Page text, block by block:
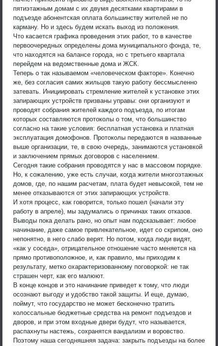
пятиэтажным домам с их двумя десятками квартирами в
подъезде абонентская оплата большинству жителей не по
карману. Но и здесь будем искать выход из положения.
Что касается графика проведения этих работ, то в качестве
первоочередных определены дома муниципального фонда, те,
что находятся на балансе города, но с третьего квартала
перейдем на ведомственные дома и ЖСК.
Теперь о так называемом «человеческом факторе». Конечно
же, без согласия самих жильцов такую работу бессмысленно
затевать. Инициировать стремление жителей к установке этих
запирающих устройств призваны управы: они организуют и
проводят собрания жителей каждого подъезда, по итогам
которых составляются протоколы о том, что большинство
согласно на такие условия: бесплатная установка и платная
эксплуатация домофонов. Протоколы передаются в названные
выше организации, те, в свою очередь, занимаются установкой
и заключением прямых договоров с населением.
Сегодня такие собрания проводятся у нас в массовом порядке.
Но, к сожалению, уже есть случаи, когда жители многоэтажных
домов, где, по нашим расчетам, плата будет невысокой, тем не
менее отказываются от этих запирающих устройств.
И хотя процесс, как говорится, только пошел (начали эту
работу в апреле), мы задумались о причинах таких отказов.
Выводы пока делать рано, но опыт нам подсказывает: любое
начинание, даже самое привлекательное, идет со скрипом, оно
непонятно, в него слабо верят. Но потом, когда люди видят,
«как у соседа», отрицательное отношение часто меняется на
прямо противоположное, и, как правило, мы приходим к
результату, метко охарактеризованному поговоркой: не так
страшен черт, как его малюют.
В конце концов и это начинание приведет к тому, что люди
осознают выгоду и удобство такой защиты. И еще, думаю,
поймут, что государство не может бесконечно тратить
колоссальные бюджетные средства на ремонт подъездов и
дворов, и при этом входные двери будут, что называется,
распахнуты настежь, сохранятся вандализм и воровство.
Поэтому наша сегодняшняя задача: закрыть подъезды на более